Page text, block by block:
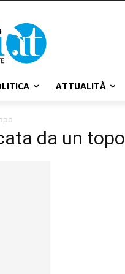
ATTUALITÀ
da un topo